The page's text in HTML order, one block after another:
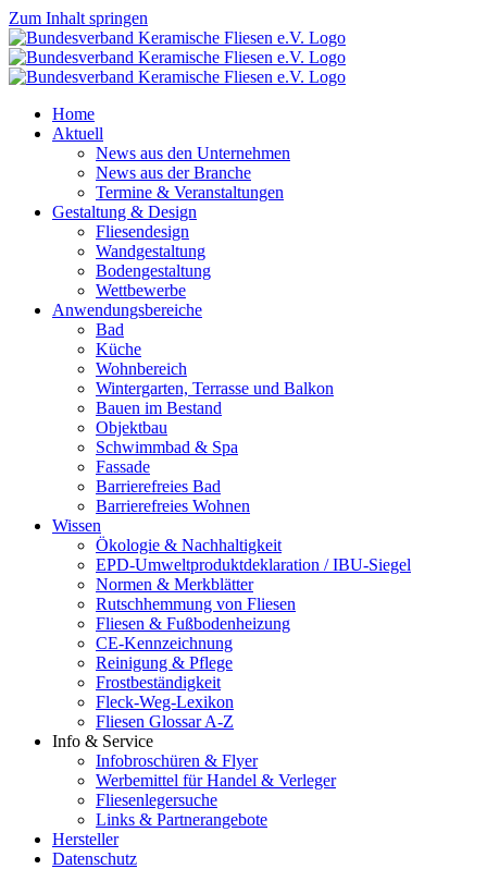
Zum Inhalt springen
Home
Aktuell
News aus den Unternehmen
News aus der Branche
Termine & Veranstaltungen
Gestaltung & Design
Fliesendesign
Wandgestaltung
Bodengestaltung
Wettbewerbe
Anwendungsbereiche
Bad
Küche
Wohnbereich
Wintergarten, Terrasse und Balkon
Bauen im Bestand
Objektbau
Schwimmbad & Spa
Fassade
Barrierefreies Bad
Barrierefreies Wohnen
Wissen
Ökologie & Nachhaltigkeit
EPD-Umweltproduktdeklaration / IBU-Siegel
Normen & Merkblätter
Rutschhemmung von Fliesen
Fliesen & Fußbodenheizung
CE-Kennzeichnung
Reinigung & Pflege
Frostbeständigkeit
Fleck-Weg-Lexikon
Fliesen Glossar A-Z
Info & Service
Infobroschüren & Flyer
Werbemittel für Handel & Verleger
Fliesenlegersuche
Links & Partnerangebote
Hersteller
Datenschutz